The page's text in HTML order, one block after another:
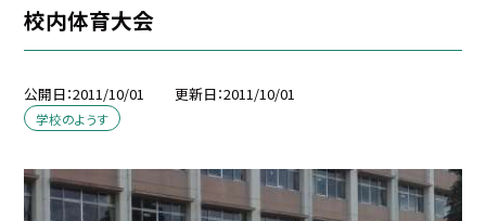
校内体育大会
公開日 2011/10/01 更新日 2011/10/01
学校のようす